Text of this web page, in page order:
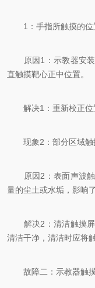
1：手指所触摸的位
原因1：示教器安装
直触摸靶心正中位置。
解决1：重新校正位
现象2：部分区域触
原因2：表面声波触
量的尘土或水垢，影响
解决2：清洁触摸屏
清洁干净，清洁时应将
故障二：示教器触